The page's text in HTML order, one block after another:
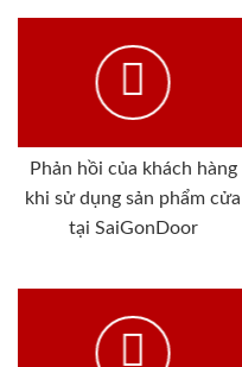
Phản hồi của khách hàng
khi sử dụng sản phẩm cửa
tại SaiGonDoor